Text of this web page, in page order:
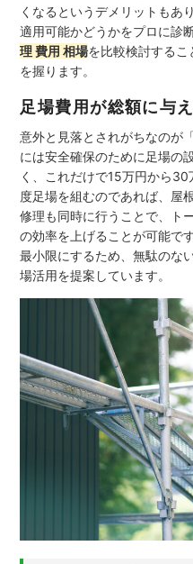
くなるというデメリットもあ
適用可能かどうかをプロに診
理 費用 相場を比較検討する
を握ります。
足場費用が総額に与
意外と見落とされがちなのが
には安全確保のために足場の
く、これだけで15万円から
度足場を組むのであれば、屋
修理も同時に行うことで、ト
の効率を上げることが可能で
最小限にするため、無駄のな
場活用を提案しています。